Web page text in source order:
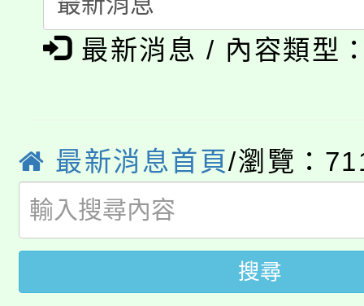
程
「本色祭」8/29、30在
局官網。
8月14至27日，桃園電
開!
115年桃園市運動會8/
田徑場及游泳池舉行。
桃園市低收入戶享有免
視費優惠，中低收入戶
大園自造教育及科技
最新消息 / 內容類型
最新消息首頁/瀏覽：
搜尋